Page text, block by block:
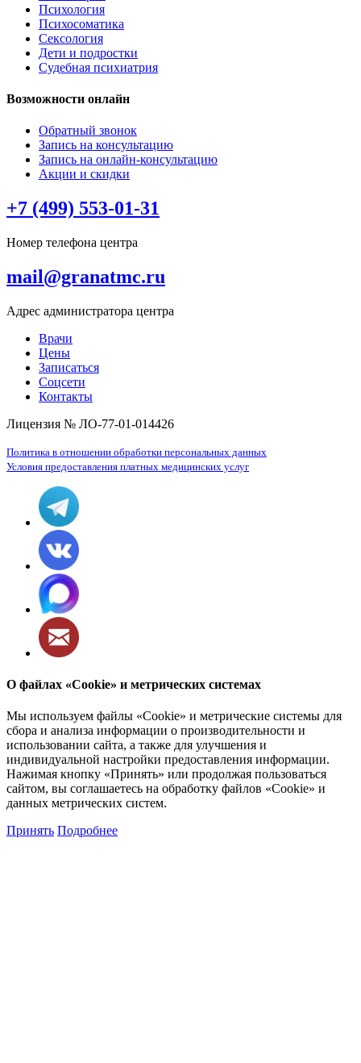
Психология
Психосоматика
Сексология
Дети и подростки
Судебная психиатрия
Возможности онлайн
Обратный звонок
Запись на консультацию
Запись на онлайн-консультацию
Акции и скидки
+7 (499) 553-01-31
Номер телефона центра
mail@granatmc.ru
Адрес администратора центра
Врачи
Цены
Записаться
Соцсети
Контакты
Лицензия № ЛО-77-01-014426
Политика в отношении обработки персональных данных
Условия предоставления платных медицинских услуг
О файлах «Cookie» и метрических системах
Мы используем файлы «Cookie» и метрические системы для
сбора и анализа информации о производительности и
использовании сайта, а также для улучшения и
индивидуальной настройки предоставления информации.
Нажимая кнопку «Принять» или продолжая пользоваться
сайтом, вы соглашаетесь на обработку файлов «Cookie» и
данных метрических систем.
Принять Подробнее